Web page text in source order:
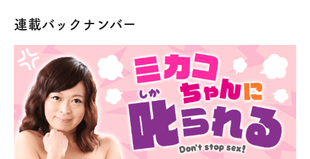
連載バックナンバー